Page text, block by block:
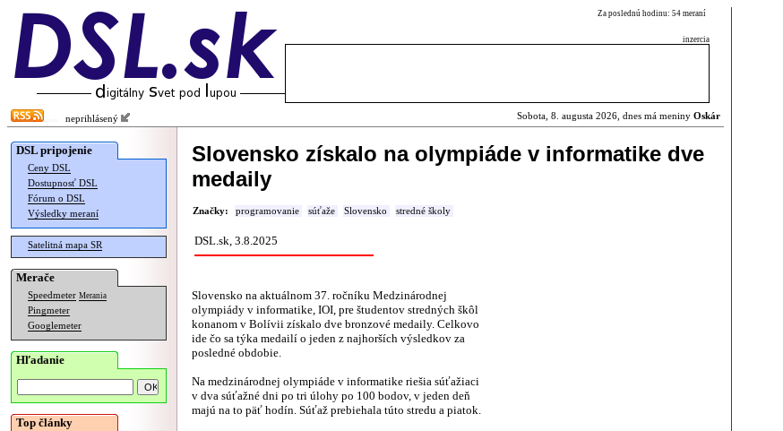
Za poslednú hodinu: 54 meraní
inzercia
neprihlásený Sobota, 8. augusta 2026, dnes má meniny Oskár
DSL pripojenie
Ceny DSL
Dostupnosť DSL
Fórum o DSL
Výsledky meraní
Satelitná mapa SR
Merače
Speedmeter Merania
Pingmeter
Googlemeter
Hľadanie
Top články
Slovensko získalo na olympiáde v informatike dve
medaily
Značky: programovanie súťaže Slovensko stredné školy
DSL.sk, 3.8.2025
Slovensko na aktuálnom 37. ročníku Medzinárodnej
olympiády v informatike, IOI, pre študentov stredných škôl
konanom v Bolívii získalo dve bronzové medaily. Celkovo
ide čo sa týka medailí o jeden z najhorších výsledkov za
posledné obdobie.
Na medzinárodnej olympiáde v informatike riešia súťažiaci
v dva súťažné dni po tri úlohy po 100 bodov, v jeden deň
majú na to päť hodín. Súťaž prebiehala túto stredu a piatok.